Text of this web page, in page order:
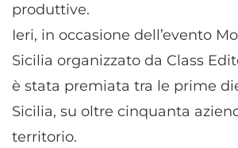
produttive.
Ieri, in occasione dell’evento
Sicilia organizzato da Class
è stata premiata tra le prime
Sicilia, su oltre cinquanta
territorio.